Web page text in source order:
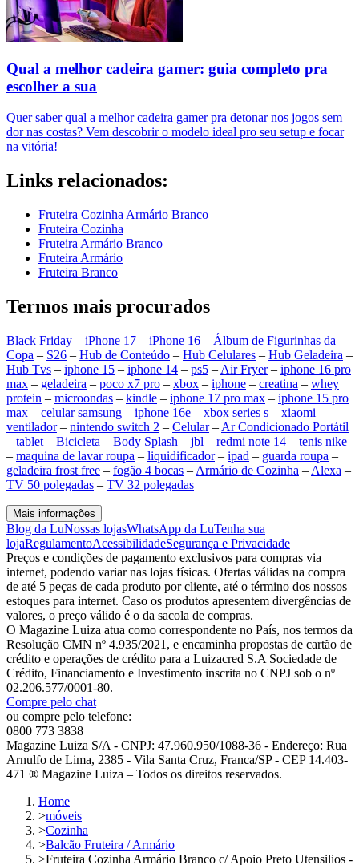
Qual a melhor cadeira gamer: guia completo pra
escolher a sua
Quer saber qual a melhor cadeira gamer pra detonar nos jogos sem
dor nas costas? Vem descobrir o modelo ideal pro seu setup e focar
na vitória!
Links relacionados:
Fruteira Cozinha Armário Branco
Fruteira Cozinha
Fruteira Armário Branco
Fruteira Armário
Fruteira Branco
Termos mais procurados
Black Friday – iPhone 17 – iPhone 16 – Álbum de Figurinhas da
Copa – S26 – Hub de Conteúdo – Hub Celulares – Hub Geladeira –
Hub Tvs – iphone 15 – iphone 14 – ps5 – Air Fryer– iphone 16 pro
max – geladeira – poco x7 pro – xbox – iphone – creatina – whey
protein – microondas – kindle – iphone 17 pro max – iphone 15 pro
max – celular samsung – iphone 16e – xbox series s – xiaomi –
ventilador– nintendo switch 2 – Celular– Ar Condicionado Portátil
– tablet – Bicicleta – Body Splash – jbl – redmi note 14 – tenis nike
– maquina de lavar roupa – liquidificador– ipad – guarda roupa –
geladeira frost free – fogão 4 bocas – Armário de Cozinha – Alexa –
TV 50 polegadas – TV 32 polegadas
Mais informações
Blog da LuNossas lojasWhatsApp da LuTenha sua
lojaRegulamentoAcessibilidadeSegurança e Privacidade
Preços e condições de pagamento exclusivos para compras via
internet, podendo variar nas lojas físicas. Ofertas válidas na compra
de até 5 peças de cada produto por cliente, até o término dos nossos
estoques para internet. Caso os produtos apresentem divergências de
valores, o preço válido é o da sacola de compras.
O Magazine Luiza atua como correspondente no País, nos termos da
Resolução CMN nº 4.935/2021, e encaminha propostas de cartão de
crédito e operações de crédito para a Luizacred S.A Sociedade de
Crédito, Financiamento e Investimento inscrita no CNPJ sob o nº
02.206.577/0001-80.
Compre pelo chat
ou compre pelo telefone:
0800 773 3838
Magazine Luiza S/A - CNPJ: 47.960.950/1088-36 - Endereço: Rua
Arnulfo de Lima, 2385 - Vila Santa Cruz, Franca/SP - CEP 14.403-
471 ® Magazine Luiza – Todos os direitos reservados.
Home
>móveis
>Cozinha
>Balcão Fruteira / Armário
>Fruteira Cozinha Armário Branco c/ Apoio Preto Utensilios -